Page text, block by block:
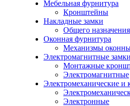
Мебельная фурнитура
Кронштейны
Накладные замки
Общего назначения
Оконная фурнитура
Механизмы
Электромагнитные замки
Монтажные
Электромагнитные
Электромеханические и
Электронные